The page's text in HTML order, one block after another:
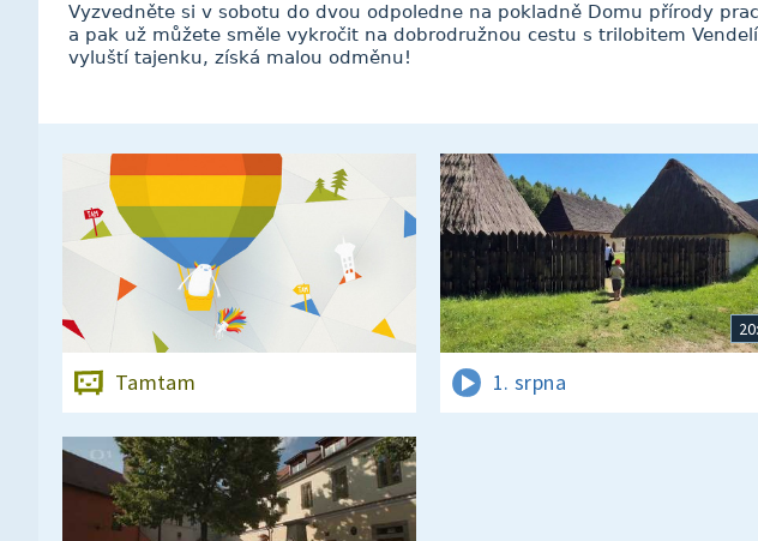
Vyzvedněte si v sobotu do dvou odpoledne na pokladně Domu přírody
a pak už můžete směle vykročit na dobrodružnou cestu s trilobitem
vyluští tajenku, získá malou odměnu!
Tamtam 1. srpna